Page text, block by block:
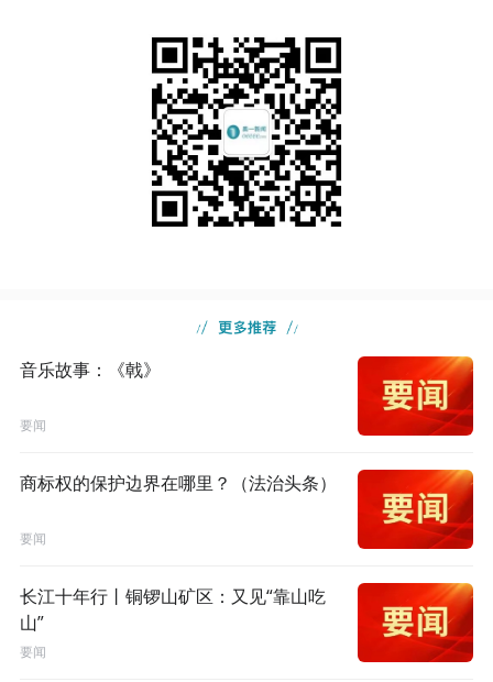
音乐故事：《戟》
要闻
商标权的保护边界在哪里？（法治头条）
要闻
长江十年行丨铜锣山矿区：又见“靠山吃
山”
要闻